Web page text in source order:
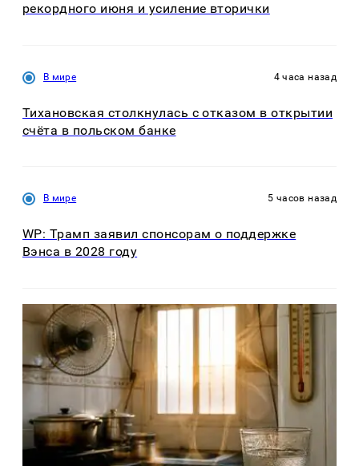
рекордного июня и усиление вторички
В мире 4 часа назад
Тихановская столкнулась с отказом в открытии
счёта в польском банке
В мире 5 часов назад
WP: Трамп заявил спонсорам о поддержке
Вэнса в 2028 году